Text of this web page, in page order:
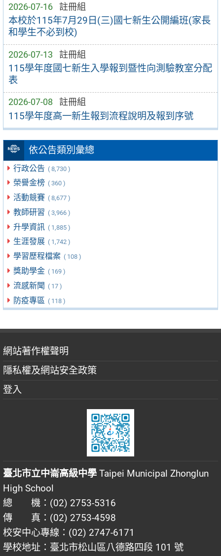
2026-07-16 註冊組
本校於115年7月29日(三)國七新生公開編班(家長
和學生不必到校)
2026-07-13 註冊組
115學年度國七新生入學報到暨性向測驗教室分配
表
2026-07-08 註冊組
115學年度高一新生報到流程說明及報到序號
依公告類別彙總
行政公告 ( 8,730 )
榮譽金榜 ( 360 )
活動競賽 ( 8,677 )
教師研習 ( 3,966 )
升學資訊 ( 1,885 )
生涯發展 ( 1,742 )
學習歷程檔案 ( 108 )
獎助學金 ( 169 )
流感新聞 ( 17 )
防疫專區 ( 118 )
網站著作權聲明
隱私權及網站安全政策
登入
臺北市立中崙高級中學 Taipei Municipal Zhonglun
High School
總 機：(02) 2753-5316
傳 真：(02) 2753-4598
校安中心專線：(02) 2747-6171
學校地址：臺北市松山區八德路四段 101 號